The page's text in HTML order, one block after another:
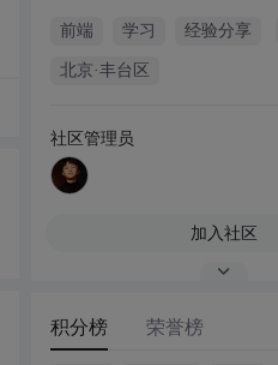
前端 学习 经验分享
北京·丰台区
社区管理员
加入社区
积分榜 荣誉榜